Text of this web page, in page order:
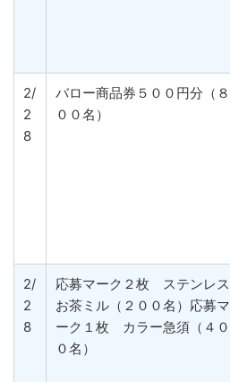
2/
2
8
バロー商品券５００円分（８
００名）
2/
2
8
応募マーク２枚 ステンレス
お茶ミル（２００名）応募マ
ーク１枚 カラー急須（４０
０名）